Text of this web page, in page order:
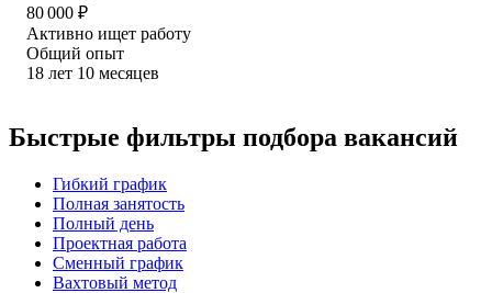
80 000 ₽
Активно ищет работу
Общий опыт
18 лет 10 месяцев
Быстрые фильтры подбора вакансий
Гибкий график
Полная занятость
Полный день
Проектная работа
Сменный график
Вахтовый метод